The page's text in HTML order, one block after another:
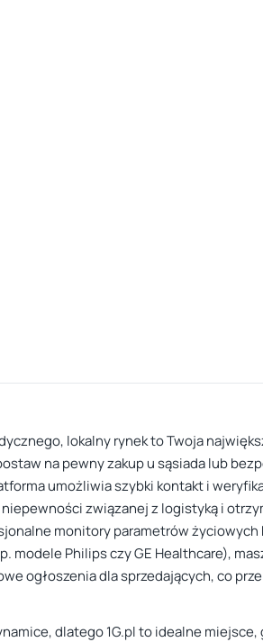
lokalny rynek to Twoja
na pewny zakup u sąsiada lub
umożliwia szybki kontakt i
związanej z logistyką i
monitory parametrów
Philips czy GE Healthcare),
ogłoszenia dla sprzedających, co
dlatego 1G.pl to idealne